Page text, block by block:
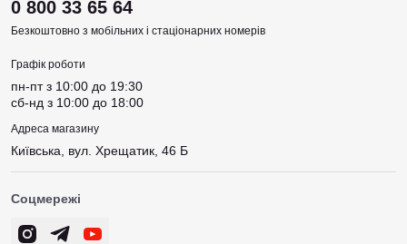
0 800 33 65 64
Безкоштовно з мобільних і стаціонарних номерів
Графік роботи
пн-пт з 10:00 до 19:30
сб-нд з 10:00 до 18:00
Адреса магазину
Київська, вул. Хрещатик, 46 Б
Соцмережі